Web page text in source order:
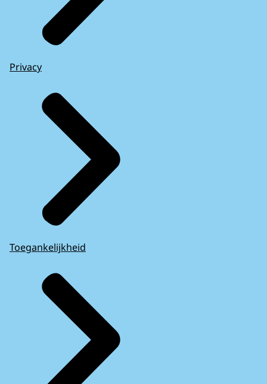
Privacy
Toegankelijkheid